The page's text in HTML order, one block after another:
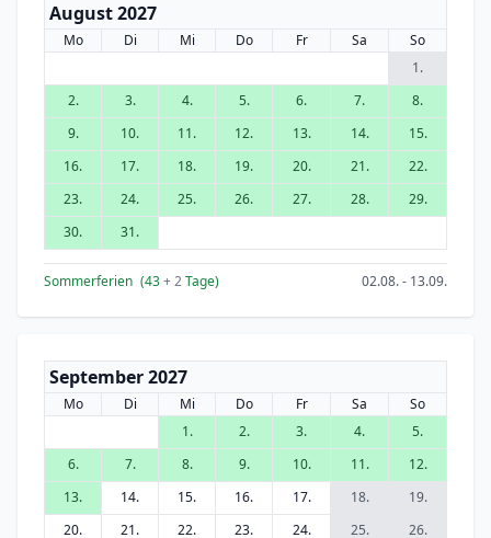
August 2027
Mo Di Mi Do Fr Sa
So
1.
2.
3. 4. 5. 6. 7.
8.
9.
10. 11. 12. 13. 14.
15.
16.
17. 18. 19. 20. 21.
22.
23.
24. 25. 26. 27. 28.
29.
30.
31.
Sommerferien (43+ 2Tage) 02.08. - 13.09.
September 2027
Mo Di Mi Do Fr Sa
So
1.
2. 3. 4.
5.
6.
7. 8. 9. 10. 11.
12.
13.
14. 15. 16. 17. 18.
19.
20.
21. 22. 23. 24. 25.
26.